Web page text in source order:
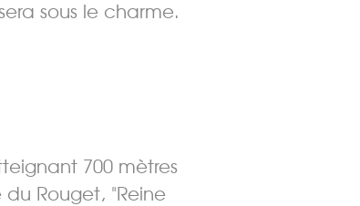
sous le charme.
700 mètres
Rouget, "Reine